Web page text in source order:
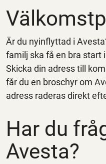
Är du nyinflyttad i
familj ska få en bra start
Skicka din adress till
får du en broschyr om
adress raderas direkt
Har du
Avesta?